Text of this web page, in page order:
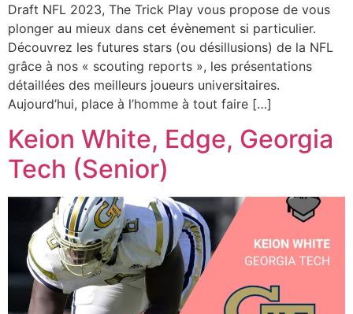
Draft NFL 2023, The Trick Play vous propose de vous
plonger au mieux dans cet évènement si particulier.
Découvrez les futures stars (ou désillusions) de la NFL
grâce à nos « scouting reports », les présentations
détaillées des meilleurs joueurs universitaires.
Aujourd’hui, place à l’homme à tout faire […]
Keion White, Edge, Georgia
Tech (Senior)